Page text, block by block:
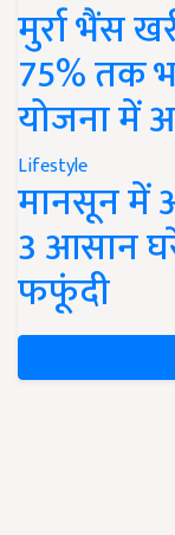
मुर्रा भैंस
75% तक
योजना में
Lifestyle
मानसून में
3 आसान
फफूंदी